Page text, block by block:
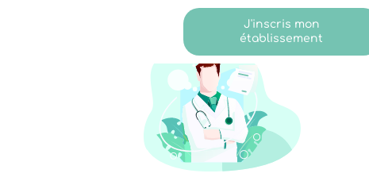
J'inscris mon
établissement